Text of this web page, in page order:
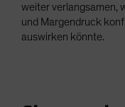
weiter verlangsamen,
und Margendruck
auswirken könnte.